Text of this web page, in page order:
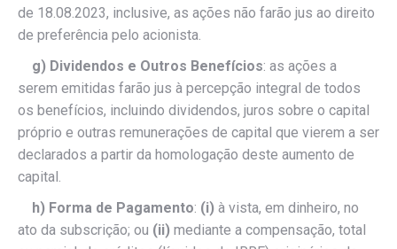
de 18.08.2023, inclusive, as ações não farão jus ao direito
de preferência pelo acionista.
g) Dividendos e Outros Benefícios: as ações a
serem emitidas farão jus à percepção integral de todos
os benefícios, incluindo dividendos, juros sobre o capital
próprio e outras remunerações de capital que vierem a ser
declarados a partir da homologação deste aumento de
capital.
h) Forma de Pagamento: (i) à vista, em dinheiro, no
ato da subscrição; ou (ii) mediante a compensação, total